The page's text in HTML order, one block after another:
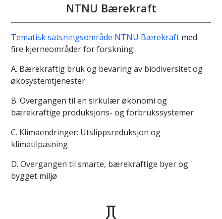
NTNU Bærekraft
Tematisk satsningsområde NTNU Bærekraft med
fire kjerneområder for forskning:
A. Bærekraftig bruk og bevaring av biodiversitet og
økosystemtjenester
B. Overgangen til en sirkulær økonomi og
bærekraftige produksjons- og forbrukssystemer
C. Klimaendringer: Utslippsreduksjon og
klimatilpasning
D. Overgangen til smarte, bærekraftige byer og
bygget miljø